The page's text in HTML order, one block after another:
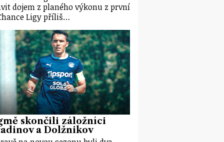
dojem z planého výkonu z první
Ligy příliš…
skončili záložníci
a Dolžnikov